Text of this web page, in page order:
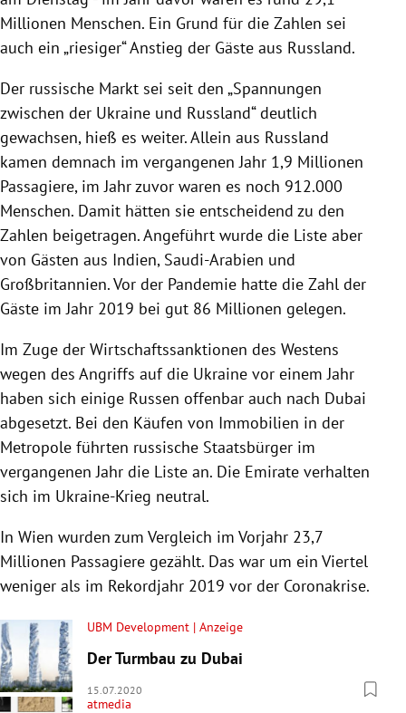
Millionen Menschen. Ein Grund für die Zahlen sei
auch ein „riesiger“ Anstieg der Gäste aus Russland.
Der russische Markt sei seit den „Spannungen
zwischen der Ukraine und Russland“ deutlich
gewachsen, hieß es weiter. Allein aus Russland
kamen demnach im vergangenen Jahr 1,9 Millionen
Passagiere, im Jahr zuvor waren es noch 912.000
Menschen. Damit hätten sie entscheidend zu den
Zahlen beigetragen. Angeführt wurde die Liste aber
von Gästen aus Indien, Saudi-Arabien und
Großbritannien. Vor der Pandemie hatte die Zahl der
Gäste im Jahr 2019 bei gut 86 Millionen gelegen.
Im Zuge der Wirtschaftssanktionen des Westens
wegen des Angriffs auf die Ukraine vor einem Jahr
haben sich einige Russen offenbar auch nach Dubai
abgesetzt. Bei den Käufen von Immobilien in der
Metropole führten russische Staatsbürger im
vergangenen Jahr die Liste an. Die Emirate verhalten
sich im Ukraine-Krieg neutral.
In Wien wurden zum Vergleich im Vorjahr 23,7
Millionen Passagiere gezählt. Das war um ein Viertel
weniger als im Rekordjahr 2019 vor der Coronakrise.
UBM Development | Anzeige
Der Turmbau zu Dubai
15.07.2020
atmedia